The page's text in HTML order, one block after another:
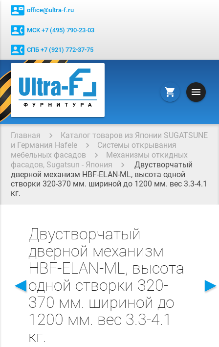
contact_mail office@ultra-f.ru
contact_phone МСК +7 (495) 790-23-03
contact_phone СПБ +7 (921) 772-37-75
shopping_cart menu
Главная
Каталог товаров из Японии SUGATSUNE
и Германия Hafele
Системы открывания
мебельных фасадов
Механизмы откидных
фасадов, Sugatsun - Япония
Двустворчатый
дверной механизм HBF-ELAN-МL, высота одной
створки 320-370 мм. шириной до 1200 мм. вес 3.3-4.1
кг.
◄
Двустворчатый
дверной механизм
HBF-ELAN-МL, высота
одной створки 320-
370 мм. шириной до
1200 мм. вес 3.3-4.1
кг.